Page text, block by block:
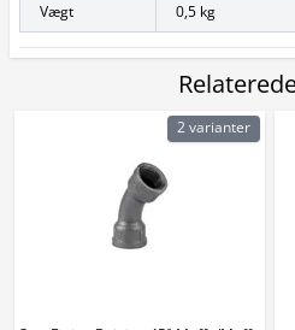
Vægt
0,5 kg
2 varianter